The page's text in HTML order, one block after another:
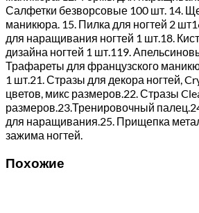
Салфетки безворсовые 100 шт. 14.
маникюра. 15. Пилка для ногтей 2
для наращивания ногтей 1 шт.18.
дизайна ногтей 1 шт.119.
Трафареты для французского
1 шт.21. Стразы для декора ногтей,
цветов, микс размеров.22. Стразы
размеров.23.Тренировочный
для наращивания.25. Прищепка
зажима ногтей.
Похожие